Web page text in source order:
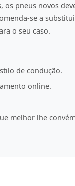
pneus novos
se a
o seu caso.
de condução.
online.
melhor lhe